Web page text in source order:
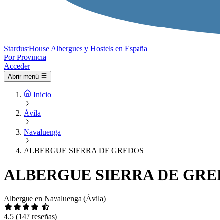
StardustHouse Albergues y Hostels en España
Por Provincia
Acceder
Abrir menú
Inicio
Ávila
Navaluenga
ALBERGUE SIERRA DE GREDOS
ALBERGUE SIERRA DE
Albergue en Navaluenga (Ávila)
4.5 (147 reseñas)